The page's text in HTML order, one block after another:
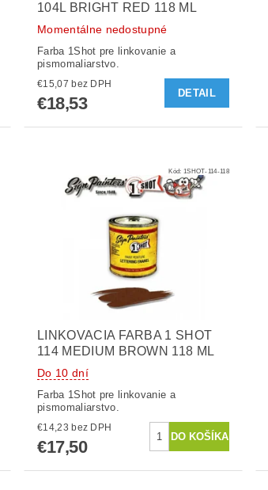
104L BRIGHT RED 118 ML
Momentálne nedostupné
Farba 1Shot pre linkovanie a
pismomaliarstvo.
€15,07 bez DPH
€18,53
DETAIL
Kód: 1SHOT-114-118
LINKOVACIA FARBA 1 SHOT
114 MEDIUM BROWN 118 ML
Do 10 dní
Farba 1Shot pre linkovanie a
pismomaliarstvo.
€14,23 bez DPH
€17,50